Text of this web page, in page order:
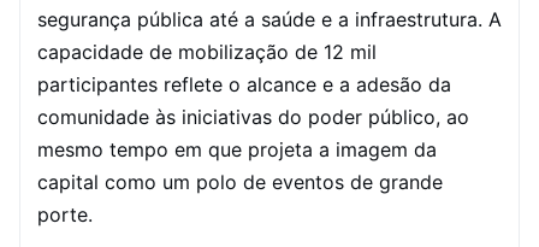
segurança pública até a saúde e a infraestrutura. A
capacidade de mobilização de 12 mil
participantes reflete o alcance e a adesão da
comunidade às iniciativas do poder público, ao
mesmo tempo em que projeta a imagem da
capital como um polo de eventos de grande
porte.